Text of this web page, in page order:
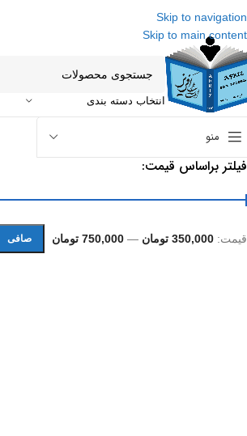
Skip to navigation
Skip to main content
انتخاب دسته بندی
منو
فیلتر براساس قیمت:
صافی قيمت: 350,000 تومان — 750,000 تومان